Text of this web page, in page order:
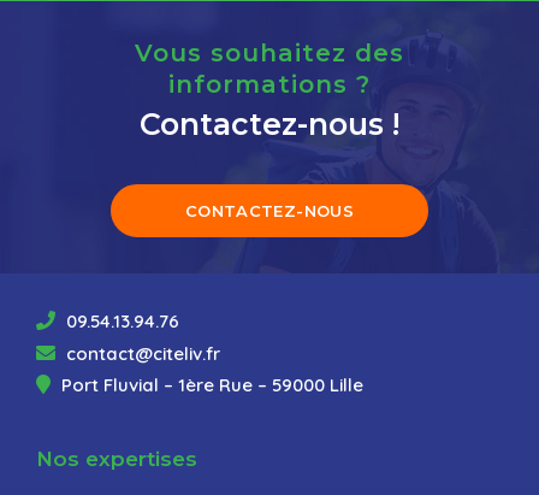
Vous souhaitez des
informations ?
Contactez-nous !
CONTACTEZ-NOUS
09.54.13.94.76
contact@citeliv.fr
Port Fluvial – 1ère Rue – 59000 Lille
Nos expertises